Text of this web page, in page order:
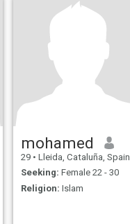
mohamed
29 • Lleida, Cataluña, Spain
Seeking: Female 22 - 30
Religion: Islam